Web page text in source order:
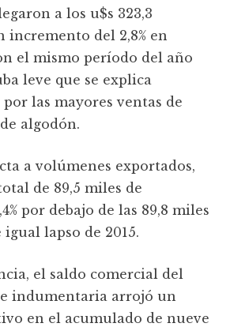
a los u$s 323,3
del 2,8% en
el mismo período del año
leve que se explica
las mayores ventas de
algodón.
a volúmenes exportados,
de 89,5 miles de
por debajo de las 89,8 miles
lapso de 2015.
el saldo comercial del
indumentaria arrojó un
en el acumulado de nueve